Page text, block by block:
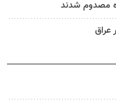
عراق